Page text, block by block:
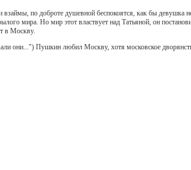
по доброте душевной беспокоятся, как бы девушка
мира. Но мир этот властвует над Татьяной, он
в Москву.
они...") Пушкин любил Москву, хотя московское